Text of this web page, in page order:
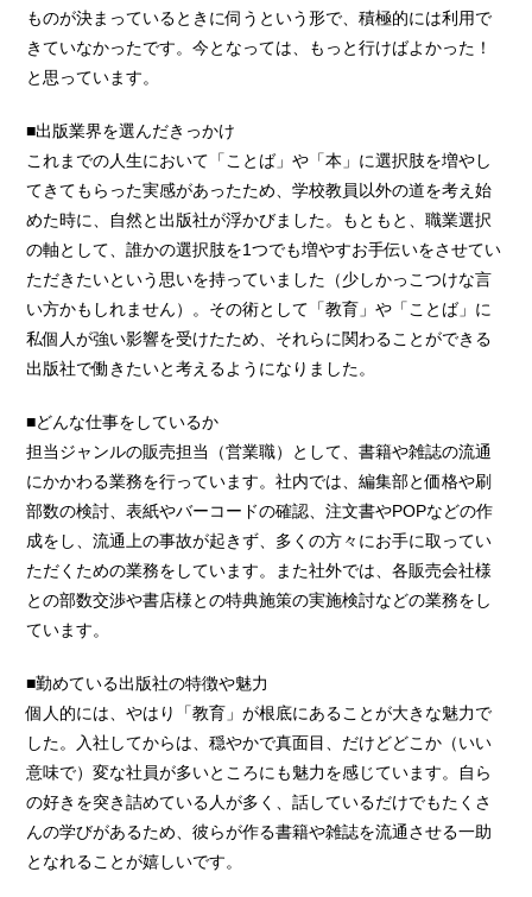
ものが決まっているときに伺うという形で、積極的には利用で
きていなかったです。今となっては、もっと行けばよかった！
と思っています。
■出版業界を選んだきっかけ
これまでの人生において「ことば」や「本」に選択肢を増やし
てきてもらった実感があったため、学校教員以外の道を考え始
めた時に、自然と出版社が浮かびました。もともと、職業選択
の軸として、誰かの選択肢を1つでも増やすお手伝いをさせてい
ただきたいという思いを持っていました（少しかっこつけな言
い方かもしれません）。その術として「教育」や「ことば」に
私個人が強い影響を受けたため、それらに関わることができる
出版社で働きたいと考えるようになりました。
■どんな仕事をしているか
担当ジャンルの販売担当（営業職）として、書籍や雑誌の流通
にかかわる業務を行っています。社内では、編集部と価格や刷
部数の検討、表紙やバーコードの確認、注文書やPOPなどの作
成をし、流通上の事故が起きず、多くの方々にお手に取ってい
ただくための業務をしています。また社外では、各販売会社様
との部数交渉や書店様との特典施策の実施検討などの業務をし
ています。
■勤めている出版社の特徴や魅力
個人的には、やはり「教育」が根底にあることが大きな魅力で
した。入社してからは、穏やかで真面目、だけどどこか（いい
意味で）変な社員が多いところにも魅力を感じています。自ら
の好きを突き詰めている人が多く、話しているだけでもたくさ
んの学びがあるため、彼らが作る書籍や雑誌を流通させる一助
となれることが嬉しいです。